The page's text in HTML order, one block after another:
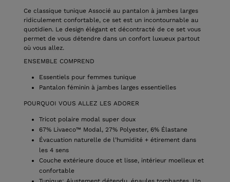
Ce classique tunique Associé au pantalon à jambes larges
ridiculement confortable, ce set est un incontournable au
quotidien. Le design élégant et décontracté de ce set vous
permet de vous détendre dans un confort luxueux partout
où vous allez.
ENSEMBLE COMPREND
Essentiels pour femmes tunique
Pantalon féminin à jambes larges essentielles
POURQUOI VOUS ALLEZ LES ADORER
Tricot polaire modal super doux
67% Livaeco™ Modal, 27% Polyester, 6% Élastane
Évacuation naturelle de l’humidité + étirement dans
les 4 sens
Couche extérieure douce et lisse, intérieur moelleux et
confortable